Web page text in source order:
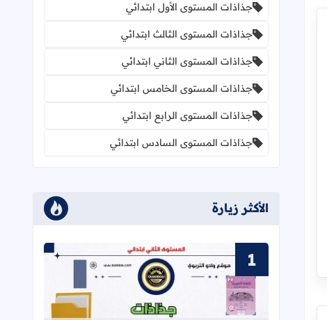
جذاذات المستوى الأول ابتدائي
جذاذات المستوى الثالث ابتدائي
جذاذات المستوى الثاني ابتدائي
جذاذات المستوى الخامس ابتدائي
جذاذات المستوى الرابع ابتدائي
جذاذات المستوى السادس ابتدائي
الأكثر زيارة
قراءة المزيد عن جذاذات في رحاب